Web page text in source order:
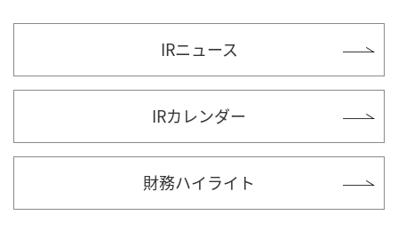
IRニュース
IRカレンダー
財務ハイライト